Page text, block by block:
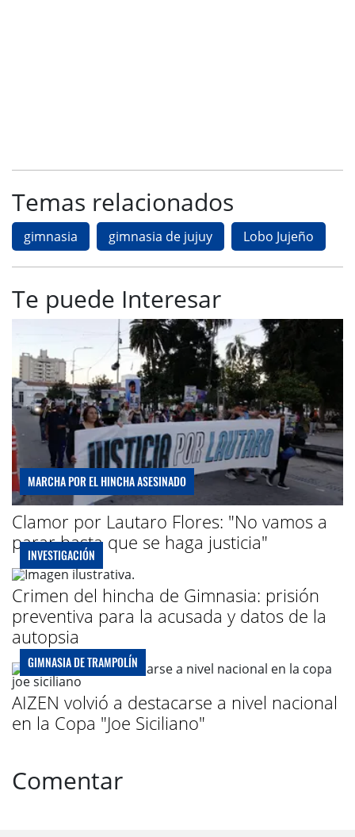
Temas relacionados
gimnasia gimnasia de jujuy Lobo Jujeño
Te puede Interesar
MARCHA POR EL HINCHA ASESINADO
Clamor por Lautaro Flores: "No vamos a
parar hasta que se haga justicia"
INVESTIGACIÓN
Crimen del hincha de Gimnasia: prisión
preventiva para la acusada y datos de la
autopsia
GIMNASIA DE TRAMPOLÍN
AIZEN volvió a destacarse a nivel nacional
en la Copa "Joe Siciliano"
Comentar